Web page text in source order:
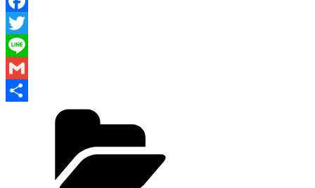
Facebook
Twitter
Line
Gmail